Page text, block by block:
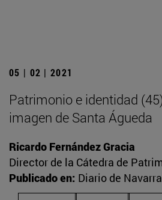
05 | 02 | 2021
Patrimonio e identidad
imagen de Santa Águeda
Ricardo Fernández Gracia
Director de la Cátedra de
Publicado en: Diario de Navarra